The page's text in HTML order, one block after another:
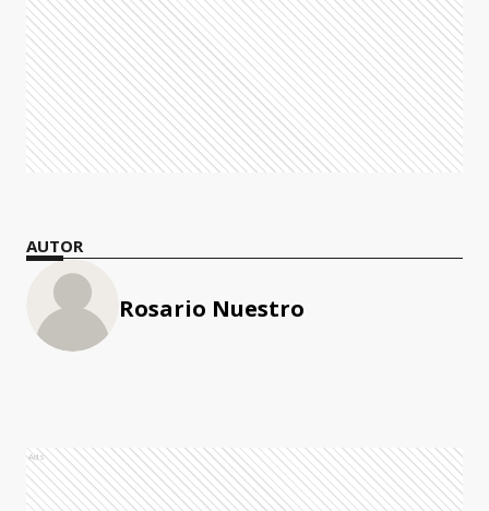
AUTOR
Rosario Nuestro
Ads